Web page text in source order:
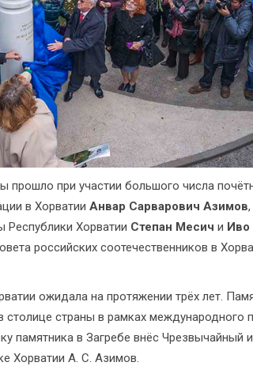
прошло при участии большого числа
в Хорватии Анвар Сарварович Азимов
Республики Хорватии Степан Месич и Иво
российских соотечественников в
ожидала на протяжении трёх лет.
столице страны в рамках международного
памятника в Загребе внёс
Хорватии А. С. Азимов.